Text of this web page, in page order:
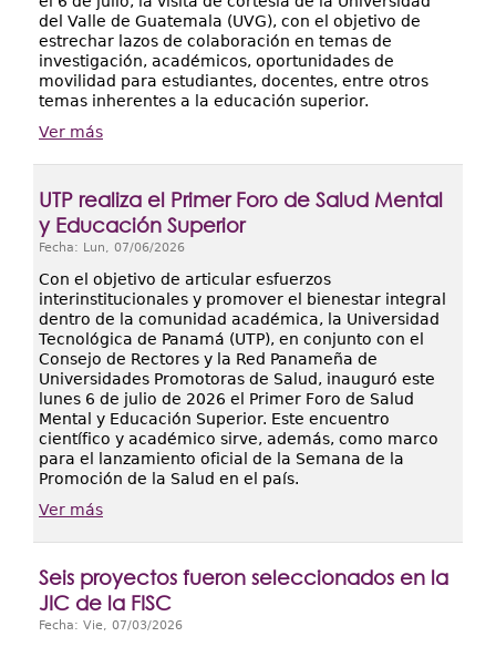
del Valle de Guatemala (UVG), con el objetivo de
estrechar lazos de colaboración en temas de
investigación, académicos, oportunidades de
movilidad para estudiantes, docentes, entre otros
temas inherentes a la educación superior.
Ver más
UTP realiza el Primer Foro de Salud Mental
y Educación Superior
Fecha: Lun, 07/06/2026
Con el objetivo de articular esfuerzos
interinstitucionales y promover el bienestar integral
dentro de la comunidad académica, la Universidad
Tecnológica de Panamá (UTP), en conjunto con el
Consejo de Rectores y la Red Panameña de
Universidades Promotoras de Salud, inauguró este
lunes 6 de julio de 2026 el Primer Foro de Salud
Mental y Educación Superior. Este encuentro
científico y académico sirve, además, como marco
para el lanzamiento oficial de la Semana de la
Promoción de la Salud en el país.
Ver más
Seis proyectos fueron seleccionados en la
JIC de la FISC
Fecha: Vie, 07/03/2026